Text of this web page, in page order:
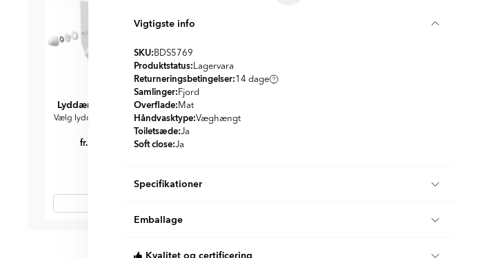
Lyddæmpningssæt
Vælg lyddæmpningssæt
fr.199
Toilet Tilbehørssæt
fr.1005DKK
Vigtigste info
SKU: BDS5769
Produktstatus: Lagervara
Returneringsbetingelser:14 dage
Samlinger: Fjord
Overflade: Mat
Håndvasktype:Væghængt
Toiletsæde:Ja
Soft close:Ja
Specifikationer
Produktmateriale:
Farve: Sort
Emballage
Stk/boks: